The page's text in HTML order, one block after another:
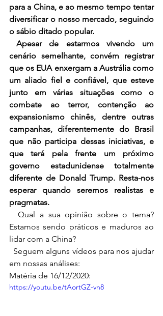
para a China, e ao mesmo tempo tentar
diversificar o nosso mercado, seguindo
o sábio ditado popular.
Apesar de estarmos vivendo um
cenário semelhante, convém registrar
que os EUA enxergam a Austrália como
um aliado fiel e confiável, que esteve
junto em várias situações como o
combate ao terror, contenção ao
expansionismo chinês, dentre outras
campanhas, diferentemente do Brasil
que não participa dessas iniciativas, e
que terá pela frente um próximo
governo estadunidense totalmente
diferente de Donald Trump. Resta-nos
esperar quando seremos realistas e
pragmatas.
Qual a sua opinião sobre o tema?
Estamos sendo práticos e maduros ao
lidar com a China?
em nossas análises:
Matéria de 16/12/2020:
https://youtu.be/tAortGZ-vn8